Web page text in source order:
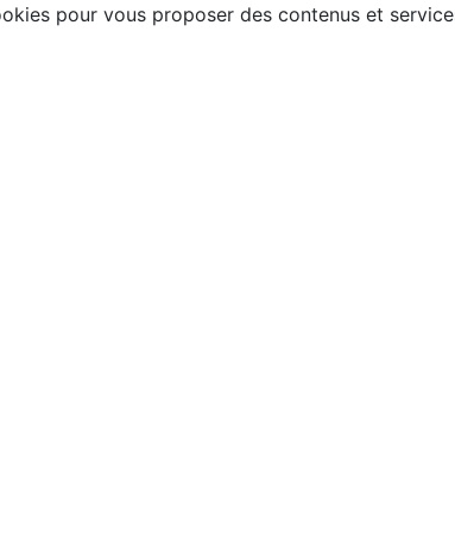
pour vous proposer des contenus et